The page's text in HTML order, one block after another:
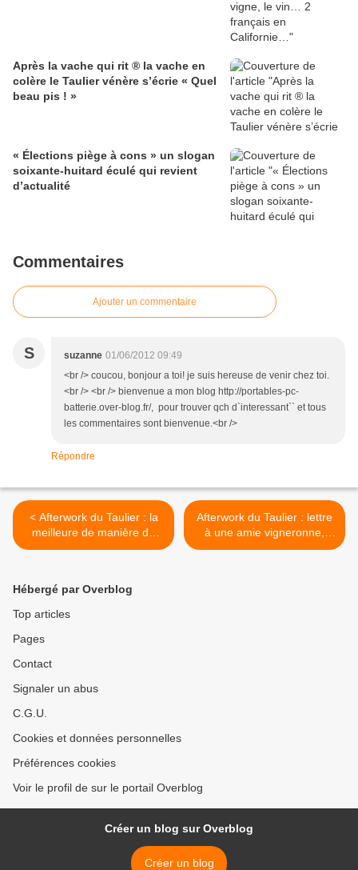
Après la vache qui rit ® la vache en
colère le Taulier vénère s’écrie « Quel
beau pis ! »
« Élections piège à cons » un slogan
soixante-huitard éculé qui revient
d’actualité
Commentaires
Ajouter un commentaire
S suzanne 01/06/2012 09:49
<br /> coucou, bonjour a toi! je suis hereuse de venir chez toi.
<br /> <br /> bienvenue a mon blog http://portables-pc-
batterie.over-blog.fr/, pour trouver qch d`interessant`` et tous
les commentaires sont bienvenue.<br />
Répondre
< Afterwork du Taulier : la
meilleure de manière de
soutenir la croissance des
Afterwork du Taulier : lettre
à une amie vigneronne,
Hélène Thibon du mas de
Hébergé par Overblog
Top articles
Pages
Contact
Signaler un abus
C.G.U.
Cookies et données personnelles
Préférences cookies
Voir le profil de sur le portail Overblog
Créer un blog sur Overblog
Créer un blog